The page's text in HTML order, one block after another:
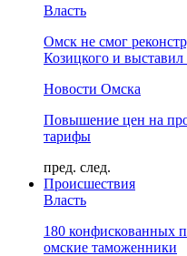
Власть
Омск не смог
Козицкого и выставил
Новости Омска
Повышение цен на
тарифы
пред. след.
Происшествия
Власть
180 конфискованных
омские таможенники